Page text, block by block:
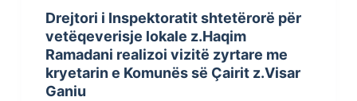
Drejtori i Inspektoratit shtetërorë për
vetëqeverisje lokale z.Haqim
Ramadani realizoi vizitë zyrtare me
kryetarin e Komunës së Çairit z.Visar
Ganiu